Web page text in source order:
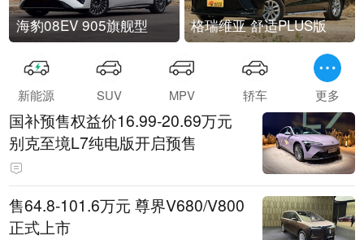
海豹08EV 905旗舰型 格瑞维亚 舒适PLUS版
新能源 SUV MPV 轿车 更多
国补预售权益价16.99-20.69万元
别克至境L7纯电版开启预售
售64.8-101.6万元 尊界V680/V800
正式上市